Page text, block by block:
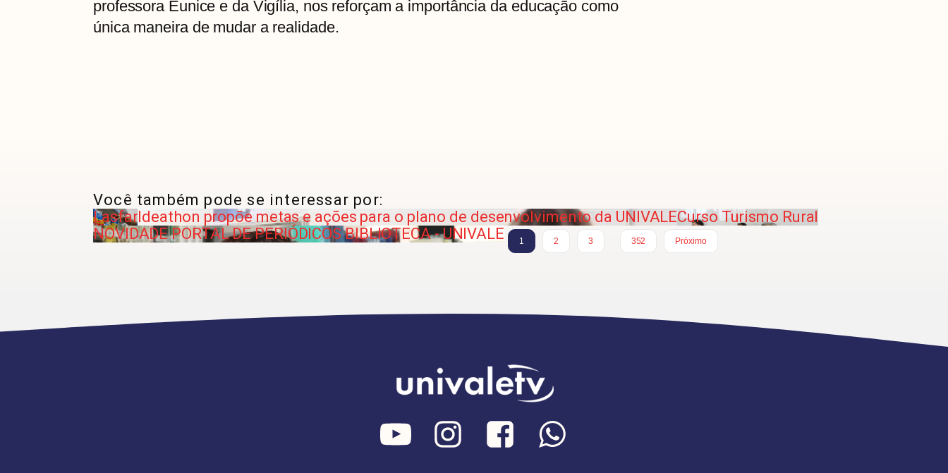
professora Eunice e da Vigília, nos reforçam a importância da educação como
única maneira de mudar a realidade.
Você também pode se interessar por:
Lasfar Ideathon propõe metas e ações para o plano de desenvolvimento da UNIVALECurso Turismo Rural
NOVIDADE PORTAL DE PERIÓDICOS BIBLIOTECA - UNIVALE
1 2 3
352
Próximo